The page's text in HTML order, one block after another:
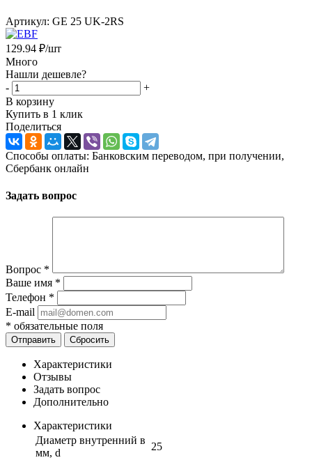
Артикул: GE 25 UK-2RS
129.94 ₽/шт
Много
Нашли дешевле?
-
+
В корзину
Купить в 1 клик
Поделиться
Способы оплаты: Банковским переводом, при получении,
Сбербанк онлайн
Задать вопрос
Вопрос *
Ваше имя *
Телефон *
E-mail
* обязательные поля
Отправить Сбросить
Характеристики
Отзывы
Задать вопрос
Дополнительно
Характеристики
Диаметр внутренний в
мм, d
25